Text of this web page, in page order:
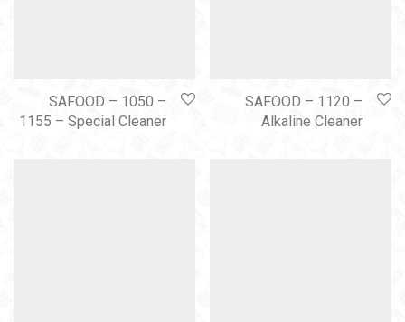
SAFOOD – 1050 –
1155 – Special Cleaner
SAFOOD – 1120 –
Alkaline Cleaner